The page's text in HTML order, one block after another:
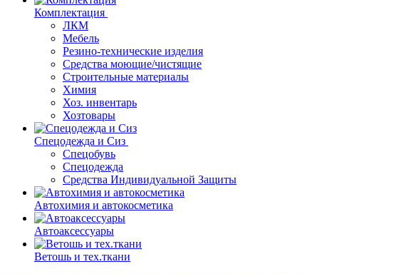
Комплектация
ЛКМ
Мебель
Резино-технические изделия
Средства моющие/чистящие
Строительные материалы
Химия
Хоз. инвентарь
Хозтовары
Спецодежда и Сиз
Спецобувь
Спецодежда
Средства Индивидуальной Защиты
Автохимия и автокосметика
Автоаксессуары
Ветошь и тех.ткани